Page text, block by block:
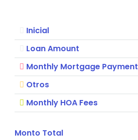
Inicial
Loan Amount
Monthly Mortgage Payment
Otros
Monthly HOA Fees
Monto Total